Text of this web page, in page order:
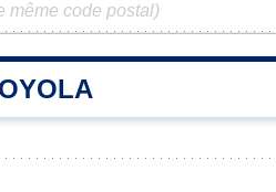
même code postal)